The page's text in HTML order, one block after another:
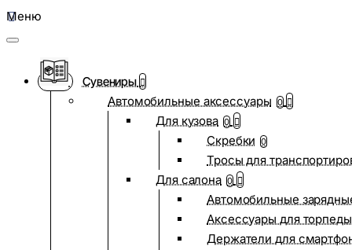
Меню
Сувениры
Автомобильные аксессуары 0
Для кузова 0
Скребки 0
Тросы для
Для салона 0
Автомобильные
Аксессуары для
Держатели для